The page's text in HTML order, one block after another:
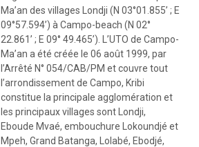
Ma’an des villages Londji (N 03°01.855’ ; E
09°57.594’) à Campo-beach (N 02°
22.861’ ; E 09° 49.465’). L’UTO de Campo-
Ma’an a été créée le 06 août 1999, par
l’Arrêté N° 054/CAB/PM et couvre tout
l’arrondissement de Campo, Kribi
constitue la principale agglomération et
les principaux villages sont Londji,
Eboude Mvaé, embouchure Lokoundjé et
Mpeh, Grand Batanga, Lolabé, Ebodjé,